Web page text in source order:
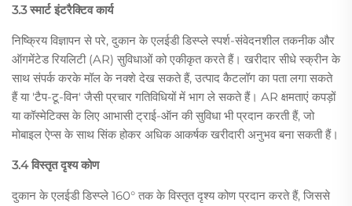
3.3 स्मार्ट इंटरैक्टिव कार्य
निष्क्रिय विज्ञापन से परे, दुकान के एलईडी डिस्प्ले स्पर्श-संवेदनशील तकनीक और
ऑगमेंटेड रियलिटी (AR) सुविधाओं को एकीकृत करते हैं। खरीदार सीधे स्क्रीन के
साथ संपर्क करके मॉल के नक्शे देख सकते हैं, उत्पाद कैटलॉग का पता लगा सकते
हैं या 'टैप-टू-विन' जैसी प्रचार गतिविधियों में भाग ले सकते हैं। AR क्षमताएं कपड़ों
या कॉस्मेटिक्स के लिए आभासी ट्राई-ऑन की सुविधा भी प्रदान करती हैं, जो
मोबाइल ऐप्स के साथ सिंक होकर अधिक आकर्षक खरीदारी अनुभव बना सकती हैं।
3.4 विस्तृत दृश्य कोण
दुकान के एलईडी डिस्प्ले 160° तक के विस्तृत दृश्य कोण प्रदान करते हैं, जिससे